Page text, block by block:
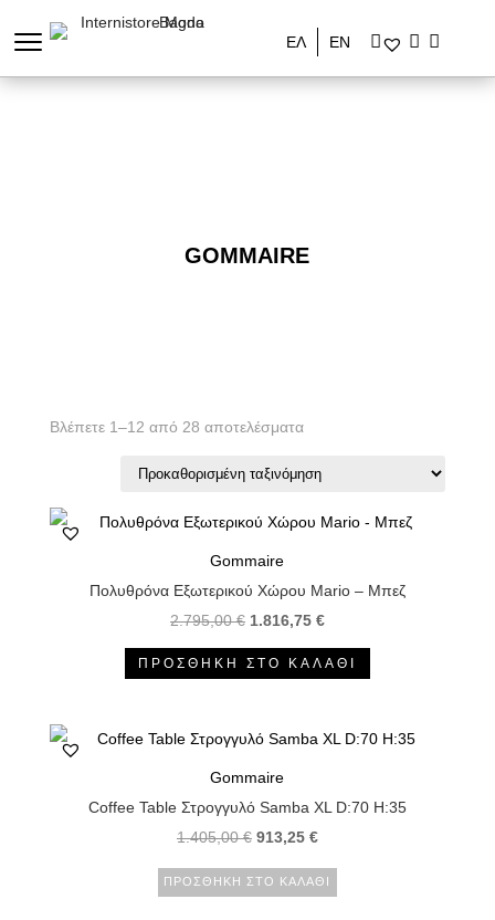
ΕΛ ΕΝ
GOMMAIRE
Βλέπετε 1–12 από 28 αποτελέσματα
Gommaire
Πολυθρόνα Εξωτερικού Χώρου Mario – Μπεζ
2.795,00€ Original
price
was:
1.816,75 €Η
τρέχουσα
τιμή
1.816,75 €.
ΠΡΟΣΘΉΚΗ ΣΤΟ ΚΑΛΆΘΙ
Gommaire
Coffee Table Στρογγυλό Samba XL D:70 H:35
1.405,00€ 913,25 €
ΠΡΟΣΘΉΚΗ ΣΤΟ ΚΑΛΆΘΙ